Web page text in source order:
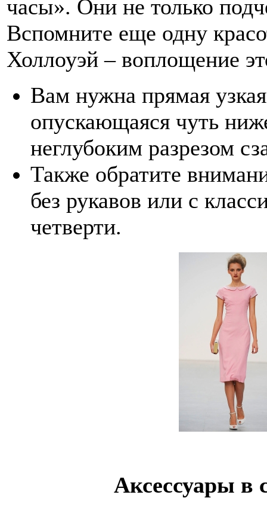
часы». Они не только
Вспомните еще одну
Холлоуэй – воплощение
Вам нужна прямая
опускающаяся чуть
неглубоким разрезом
Также обратите
без рукавов или с
четверти.
Аксессуары в